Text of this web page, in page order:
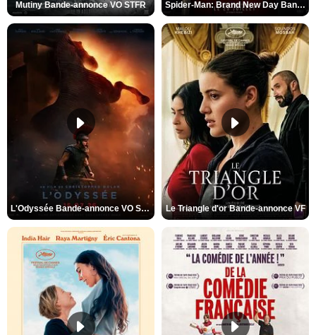
Mutiny Bande-annonce VO STFR Spider-Man: Brand New Day Bande-annonce VO STFR
L'Odyssée Bande-annonce VO STFR Le Triangle d'or Bande-annonce VF